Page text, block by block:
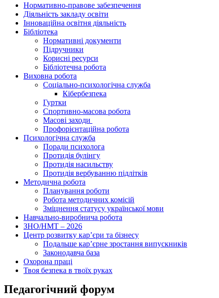
Нормативно-правове забезпечення
Діяльність закладу освіти
Інноваційна освітня діяльність
Бібліотека
Нормативні документи
Підручники
Корисні ресурси
Бібліотечна робота
Виховна робота
Соціально-психологічна служба
Кібербезпека
Гуртки
Спортивно-масова робота
Масові заходи
Профорієнтаційна робота
Психологічна служба
Поради психолога
Протидія булінгу
Протидія насильству
Протидія вербуванню підлітків
Методична робота
Планування роботи
Робота методичних комісій
Зміцнення статусу української мови
Навчально-виробнича робота
ЗНО/НМТ – 2026
Центр розвитку кар’єри та бізнесу
Подальше кар’єрне зростання випускників
Законодавча база
Охорона праці
Твоя безпека в твоїх руках
Педагогічний форум